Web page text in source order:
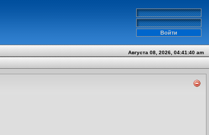
Августа 08, 2026, 04:41:40 am